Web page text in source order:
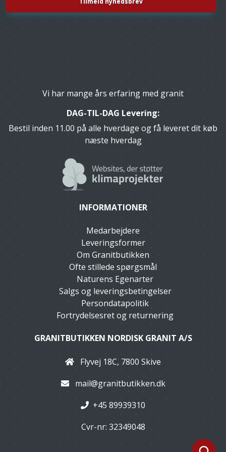
Vi har mange års erfaring med granit
DAG-TIL-DAG Levering:
Bestil inden 11.00 på alle hverdage og få leveret dit køb
næste hverdag
INFORMATIONER
Medarbejdere
Leveringsformer
Om Granitbutikken
Ofte stillede spørgsmål
Naturens Egenarter
Salgs og leveringsbetingelser
Persondatapolitik
Fortrydelsesret og returnering
GRANITBUTIKKEN NORDISK GRANIT A/S
Flyvej 18C, 7800 Skive
mail@granitbutikken.dk
+45 89939310
Cvr-nr: 32349048